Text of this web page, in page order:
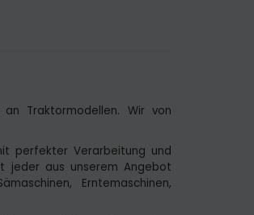
Traktormodellen. Wir von
perfekter Verarbeitung und
jeder aus unserem Angebot
Erntemaschinen,